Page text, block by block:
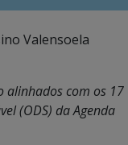
Valensoela
alinhados com os 17
(ODS) da Agenda